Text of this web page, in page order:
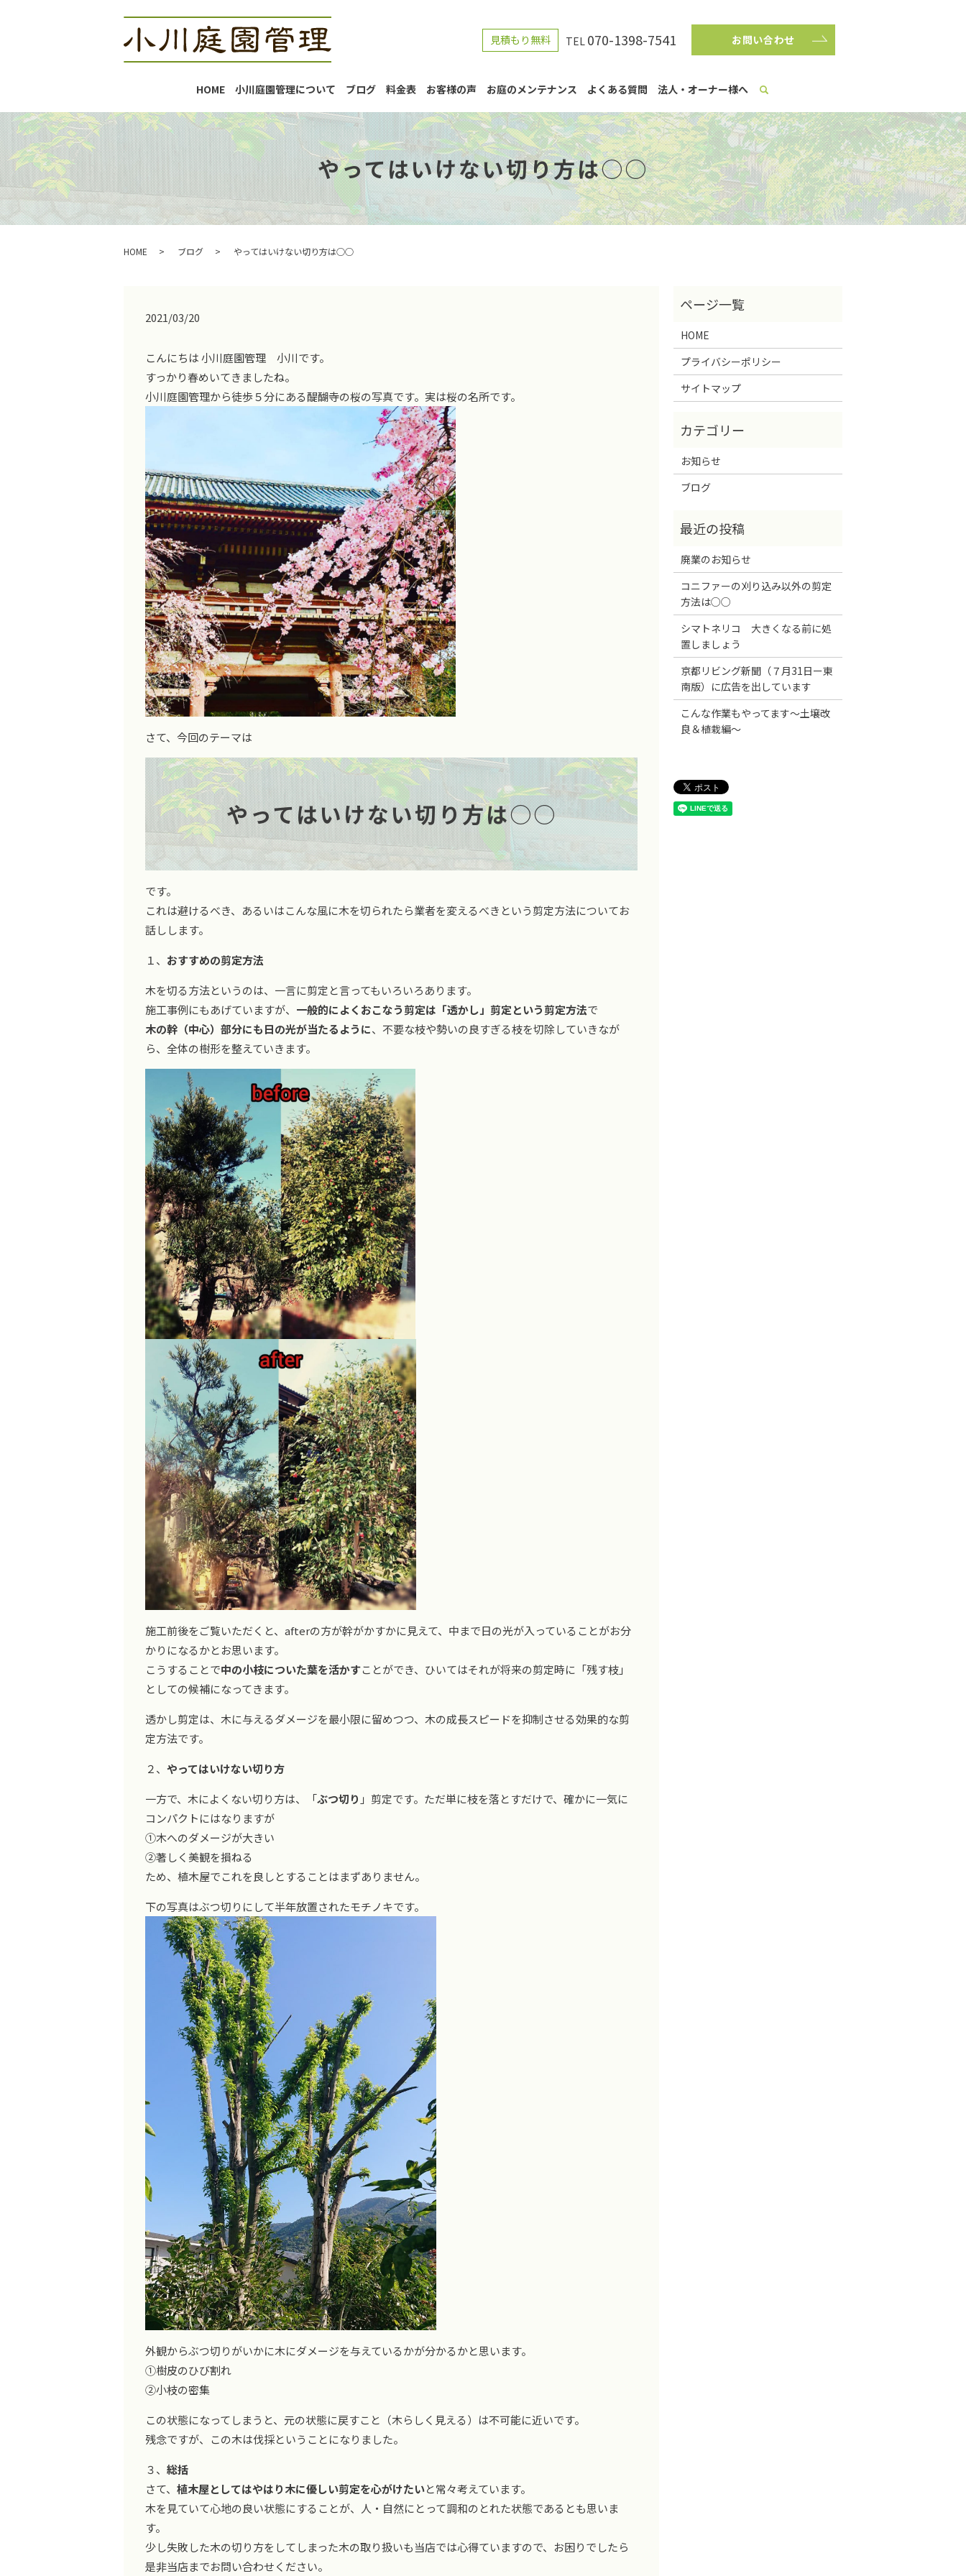
HOME 小川庭園管理について ブログ 料金表 お客様の声 お庭のメンテナンス よくある質問 法人・オーナー様へ
見積もり無料 TEL 070-1398-7541 お問い合わせ
やってはいけない切り方は○○
HOME ブログ やってはいけない切り方は○○
2021/03/20
こんにちは 小川庭園管理 小川です。
すっかり春めいてきましたね。
小川庭園管理から徒歩５分にある醍醐寺の桜の写真です。実は桜の名所です。
さて、今回のテーマは
やってはいけない切り方は○○
です。
これは避けるべき、あるいはこんな風に木を切られたら業者を変えるべきという剪定方法についてお
話しします。
１、 おすすめの剪定方法
木を切る方法というのは、一言に剪定と言ってもいろいろあります。
施工事例にもあげていますが、 一般的によくおこなう剪定は「透かし」剪定という剪定方法で
木の幹（中心）部分にも日の光が当たるように、不要な枝や勢いの良すぎる枝を切除していきなが
ら、全体の樹形を整えていきます。
施工前後をご覧いただくと、afterの方が幹がかすかに見えて、中まで日の光が入っていることがお分
かりになるかとお思います。
こうすることで中の小枝についた葉を活かすことができ、ひいてはそれが将来の剪定時に「残す枝」
としての候補になってきます。
透かし剪定は、木に与えるダメージを最小限に留めつつ、木の成長スピードを抑制させる効果的な剪
定方法です。
２、 やってはいけない切り方
一方で、木によくない切り方は、「ぶつ切り 」剪定です。ただ単に枝を落とすだけで、確かに一気に
コンパクトにはなりますが
①木へのダメージが大きい
②著しく美観を損ねる
ため、植木屋でこれを良しとすることはまずありません。
下の写真はぶつ切りにして半年放置されたモチノキです。
外観からぶつ切りがいかに木にダメージを与えているかが分かるかと思います。
①樹皮のひび割れ
②小枝の密集
この状態になってしまうと、元の状態に戻すこと（木らしく見える）は不可能に近いです。
残念ですが、この木は伐採ということになりました。
３、 総括
さて、 植木屋としてはやはり木に優しい剪定を心がけたいと常々考えています。
木を見ていて心地の良い状態にすることが、人・自然にとって調和のとれた状態であるとも思いま
す。
少し失敗した木の切り方をしてしまった木の取り扱いも当店では心得ていますので、お困りでしたら
是非当店までお問い合わせください。
HOME
プライバシーポリシー
サイトマップ
お知らせ
ブログ
廃業のお知らせ
コニファーの刈り込み以外の剪定
方法は○○
シマトネリコ 大きくなる前に処
置しましょう
京都リビング新聞（７月31日ー東
南版）に広告を出しています
こんな作業もやってます～土壌改
良＆植栽編～